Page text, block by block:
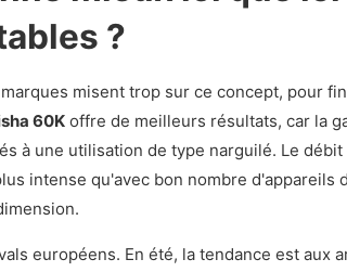
?
misent trop sur ce concept, pour
60K offre de meilleurs résultats, car la
à une utilisation de type narguilé. Le débit
intense qu'avec bon nombre d'appareils
européens. En été, la tendance est aux